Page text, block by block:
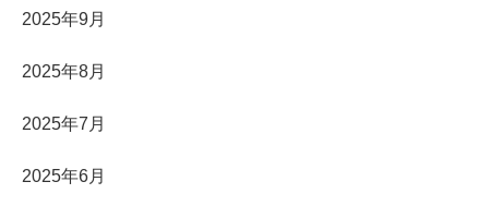
2025年9月
2025年8月
2025年7月
2025年6月